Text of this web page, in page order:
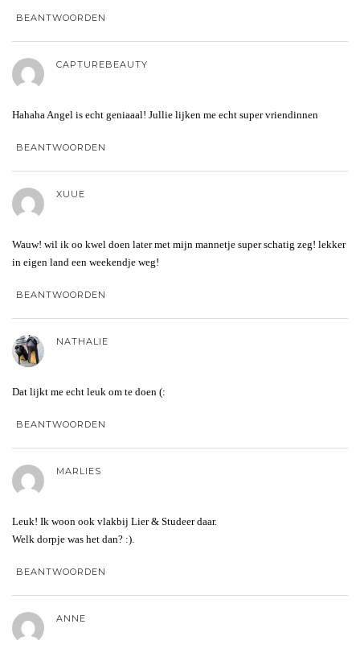
BEANTWOORDEN
CAPTUREBEAUTY
Hahaha Angel is echt geniaaal! Jullie lijken me echt super vriendinnen
BEANTWOORDEN
XUUE
Wauw! wil ik oo kwel doen later met mijn mannetje super schatig zeg! lekker
in eigen land een weekendje weg!
BEANTWOORDEN
NATHALIE
Dat lijkt me echt leuk om te doen (:
BEANTWOORDEN
MARLIES
Leuk! Ik woon ook vlakbij Lier & Studeer daar.
Welk dorpje was het dan? :).
BEANTWOORDEN
ANNE